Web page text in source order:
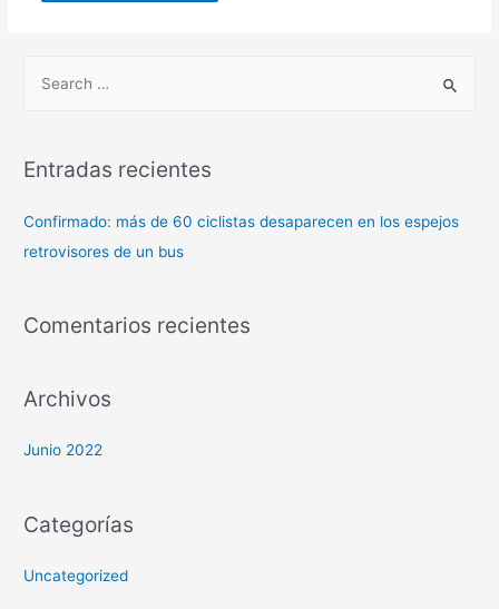
Entradas recientes
Confirmado: más de 60 ciclistas desaparecen en los espejos
retrovisores de un bus
Comentarios recientes
Archivos
Junio 2022
Categorías
Uncategorized